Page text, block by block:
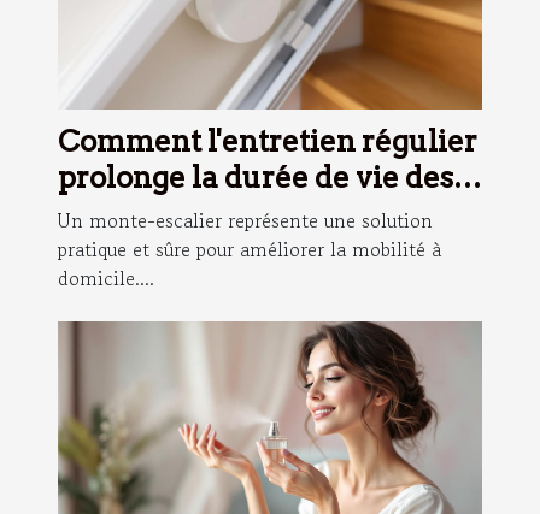
Comment l'entretien régulier
prolonge la durée de vie des
monte-escaliers ?
Un monte-escalier représente une solution
pratique et sûre pour améliorer la mobilité à
domicile....